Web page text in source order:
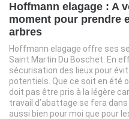
Hoffmann elagage : A
moment pour prendre
arbres
Hoffmann elagage offre ses
Saint Martin Du Boschet. En
sécurisation des lieux pour
potentiels. Que ce soit en été
doit pas être pris à la légère
travail d’abattage se fera
aussi bien pour moi que pour